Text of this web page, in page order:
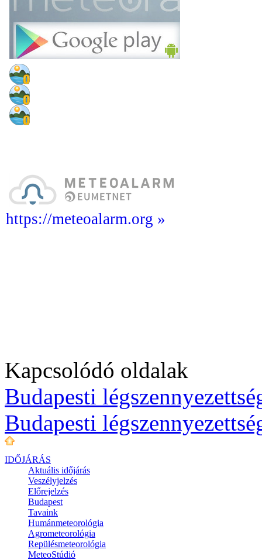
https://meteoalarm.org »
Kapcsolódó oldalak
Budapesti
Budapesti
IDŐJÁRÁS
Aktuális időjárás
Veszélyjelzés
Előrejelzés
Budapest
Tavaink
Humánmeteorológia
Agrometeorológia
Repülésmeteorológia
MeteoStúdió